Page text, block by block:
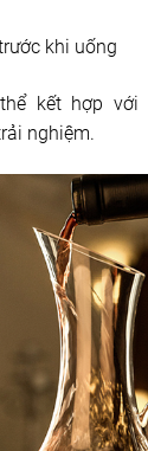
khi uống
kết hợp với
nghiệm.